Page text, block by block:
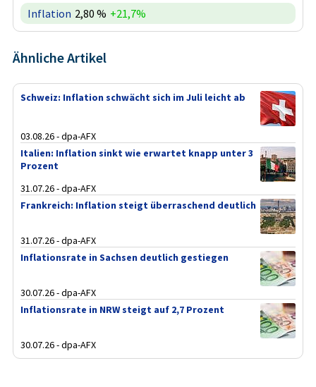
Inflation 2,80 % +21,7%
Ähnliche Artikel
Schweiz: Inflation schwächt sich im Juli leicht ab
03.08.26 - dpa-AFX
Italien: Inflation sinkt wie erwartet knapp unter 3
Prozent
31.07.26 - dpa-AFX
Frankreich: Inflation steigt überraschend deutlich
31.07.26 - dpa-AFX
Inflationsrate in Sachsen deutlich gestiegen
30.07.26 - dpa-AFX
Inflationsrate in NRW steigt auf 2,7 Prozent
30.07.26 - dpa-AFX